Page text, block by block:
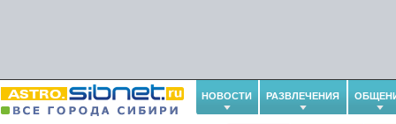
НОВОСТИ РАЗВЛЕЧЕНИЯ